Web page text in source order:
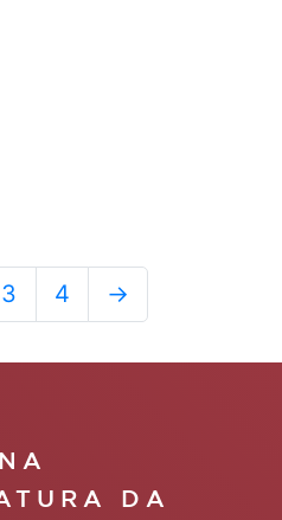
3 4 →
DA